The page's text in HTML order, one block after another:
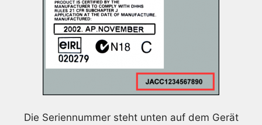
Die Seriennummer steht unten auf dem Gerät